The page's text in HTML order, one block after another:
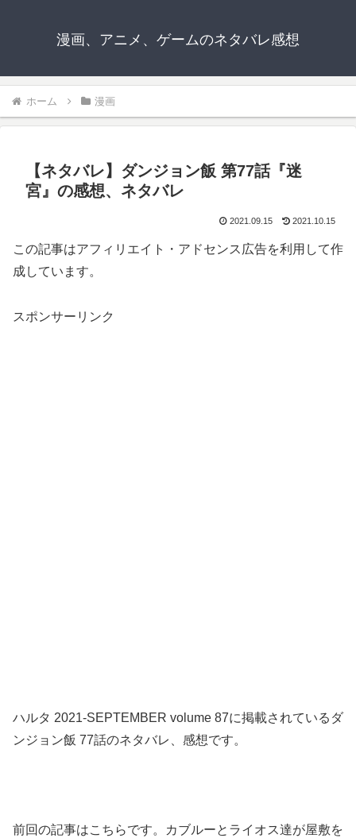
漫画、アニメ、ゲームのネタバレ感想
ホーム 漫画
【ネタバレ】ダンジョン飯 第77話『迷
宮』の感想、ネタバレ
2021.09.15 2021.10.15
この記事はアフィリエイト・アドセンス広告を利用して作
成しています。
スポンサーリンク
ハルタ 2021-SEPTEMBER volume 87に掲載されているダ
ンジョン飯 77話のネタバレ、感想です。
前回の記事はこちらです。カブルーとライオス達が屋敷を